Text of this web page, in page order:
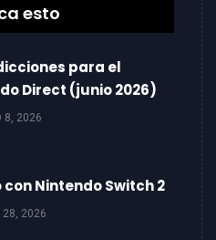
esto
para el
Direct (junio 2026)
8, 2026
con Nintendo Switch 2
28, 2026